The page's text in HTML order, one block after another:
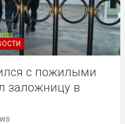
с пожилыми
заложницу в